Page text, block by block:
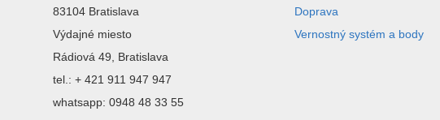
83104 Bratislava
Výdajné miesto
Rádiová 49, Bratislava
tel.: + 421 911 947 947
whatsapp: 0948 48 33 55
Doprava
Vernostný systém a body